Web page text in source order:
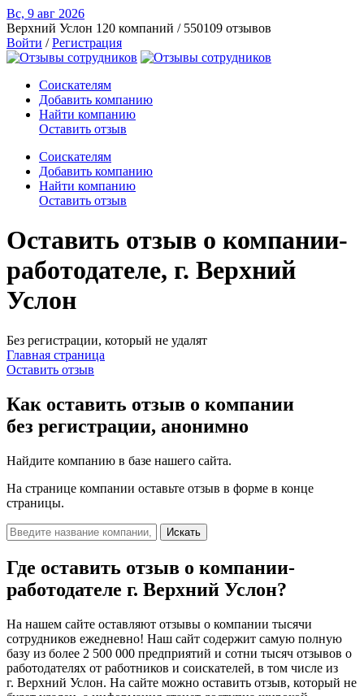
Вс, 9 авг 2026
Верхний Услон 120 компаний / 550109 отзывов
Войти /Регистрация
Соискателям
Добавить компанию
Найти компанию
Оставить отзыв
Соискателям
Добавить компанию
Найти компанию
Оставить отзыв
Оставить отзыв о компании-
работодателе, г. Верхний
Услон
Без регистрации, который не удалят
Главная страница
Оставить отзыв
Как оставить отзыв о компании
без регистрации, анонимно
Найдите компанию в базе нашего сайта.
На странице компании оставьте отзыв в форме в конце
страницы.
Искать
Где оставить отзыв о компании-
работодателе г. Верхний Услон?
На нашем сайте оставляют отзывы о компании тысячи
сотрудников ежедневно! Наш сайт содержит самую полную
базу из более 2 500 000 предприятий и сотни тысяч отзывов о
работодателях от работников и соискателей, в том числе из
г. Верхний Услон. На сайте можно оставить отзыв, который не